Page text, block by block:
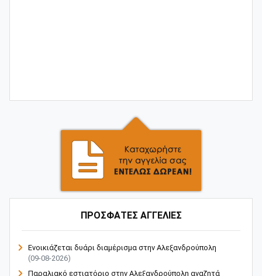
ΠΡΟΣΦΑΤΕΣ ΑΓΓΕΛΙΕΣ
Ενοικιάζεται δυάρι διαμέρισμα στην Αλεξανδρούπολη
(09-08-2026)
Παραλιακό εστιατόριο στην Αλεξανδρούπολη αναζητά